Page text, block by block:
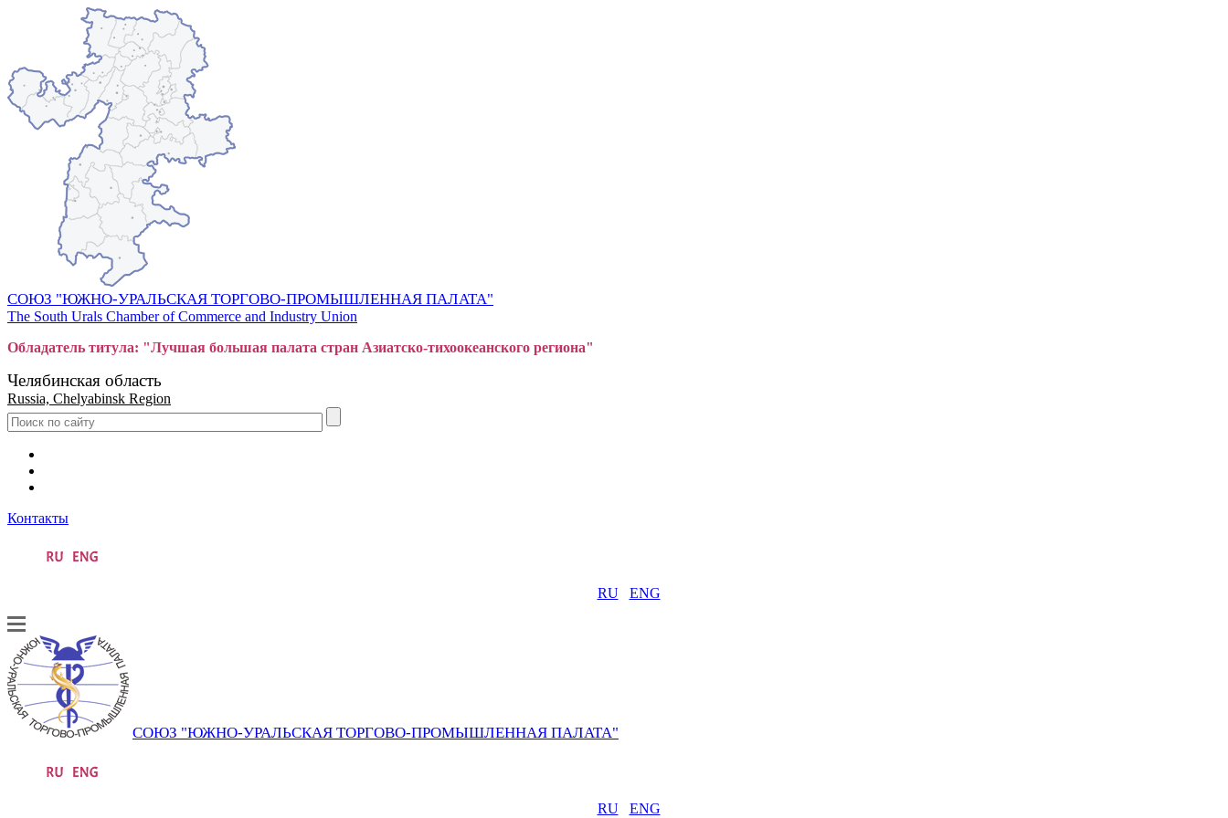
СОЮЗ "ЮЖНО-УРАЛЬСКАЯ ТОРГОВО-ПРОМЫШЛЕННАЯ ПАЛАТА"
The South Urals Chamber of Commerce and Industry Union
Обладатель титула: "Лучшая большая палата стран Азиатско-тихоокеанского региона"
Челябинская область
Russia, Chelyabinsk Region
Контакты
RU ENG
СОЮЗ "ЮЖНО-УРАЛЬСКАЯ ТОРГОВО-ПРОМЫШЛЕННАЯ ПАЛАТА"
RU ENG